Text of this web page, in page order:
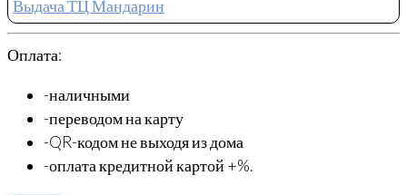
Выдача ТЦ Мандарин
Оплата:
-наличными
-переводом на карту
-QR-кодом не выходя из дома
-оплата кредитной картой +%.